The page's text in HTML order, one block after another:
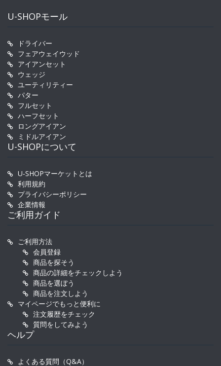
U-SHOPモール
ドライバー
フェアウェイウッド
アイアンセット
ウェッジ
ユーティリティー
パター
フルセット
ハーフセット
ロングアイアン
ミドルアイアン
U-SHOPについて
U-SHOPマーケットとは
利用規約
プライバシーポリシー
企業情報
ご利用ガイド
ご利用方法
会員登録
商品を探そう
商品の詳細をチェックしよう
商品を選ぼう
商品を注文しよう
マイページでもっと便利に
注文履歴をチェック
質問をしてみよう
ヘルプ
よくある質問（Q&A）